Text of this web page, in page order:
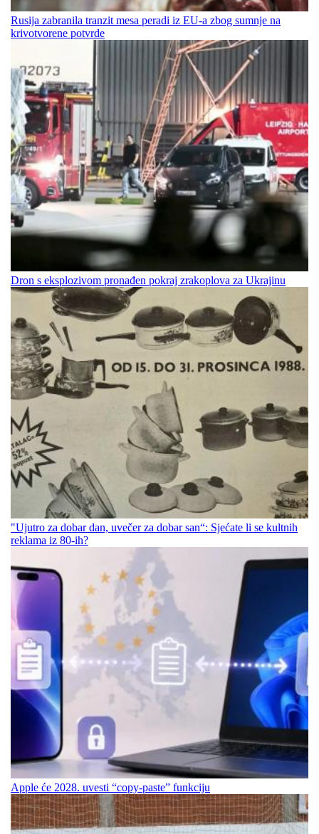
Rusija zabranila tranzit mesa peradi iz EU-a zbog sumnje na
krivotvorene potvrde
Dron s eksplozivom pronađen pokraj zrakoplova za Ukrajinu
"Ujutro za dobar dan, uvečer za dobar san“: Sjećate li se kultnih
reklama iz 80-ih?
Apple će 2028. uvesti “copy-paste” funkciju